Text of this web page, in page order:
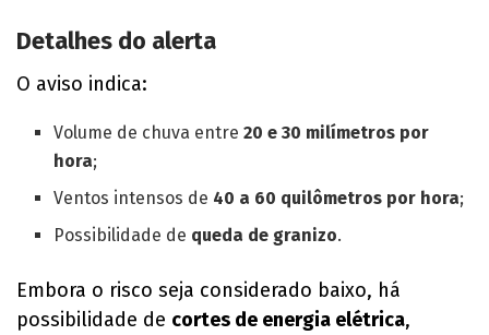
Detalhes do alerta
O aviso indica:
Volume de chuva entre20 e 30 milímetros por
hora;
Ventos intensos de 40 a 60 quilômetros por hora;
Possibilidade de queda de granizo.
Embora o risco seja considerado baixo, há
possibilidade de cortes de energia elétrica,